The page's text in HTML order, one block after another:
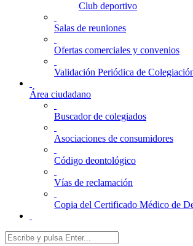
Club deportivo
Salas de reuniones
Ofertas comerciales y convenios
Validación Periódica de
Área ciudadano
Buscador de colegiados
Asociaciones de consumidores
Código deontológico
Vías de reclamación
Copia del Certificado Médico de